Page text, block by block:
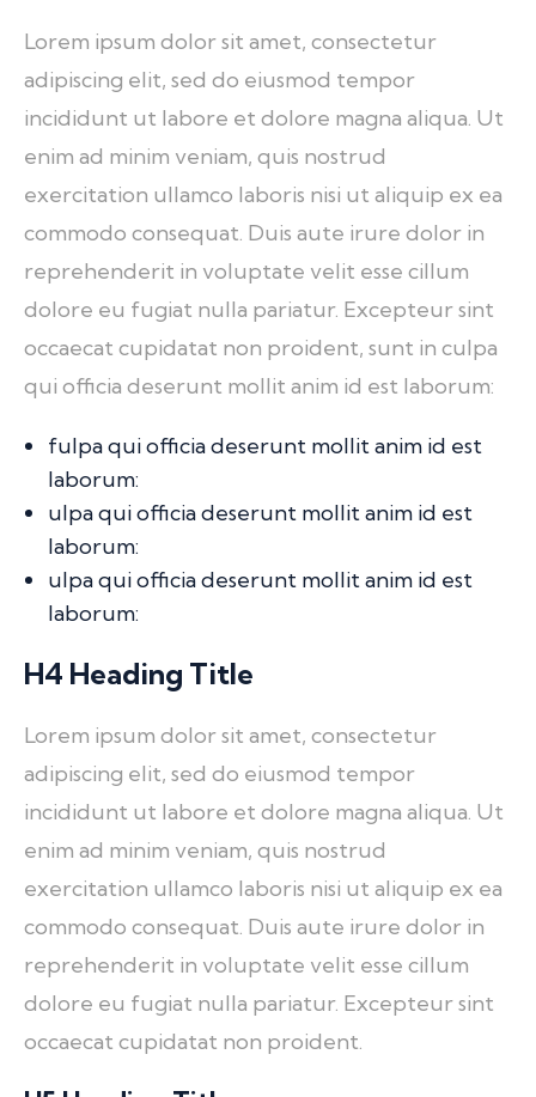
Lorem ipsum dolor sit amet, consectetur
adipiscing elit, sed do eiusmod tempor
incididunt ut labore et dolore magna aliqua. Ut
enim ad minim veniam, quis nostrud
exercitation ullamco laboris nisi ut aliquip ex ea
commodo consequat. Duis aute irure dolor in
reprehenderit in voluptate velit esse cillum
dolore eu fugiat nulla pariatur. Excepteur sint
occaecat cupidatat non proident, sunt in culpa
qui officia deserunt mollit anim id est laborum:
fulpa qui officia deserunt mollit anim id est
laborum:
ulpa qui officia deserunt mollit anim id est
laborum:
ulpa qui officia deserunt mollit anim id est
laborum:
H4 Heading Title
Lorem ipsum dolor sit amet, consectetur
adipiscing elit, sed do eiusmod tempor
incididunt ut labore et dolore magna aliqua. Ut
enim ad minim veniam, quis nostrud
exercitation ullamco laboris nisi ut aliquip ex ea
commodo consequat. Duis aute irure dolor in
reprehenderit in voluptate velit esse cillum
dolore eu fugiat nulla pariatur. Excepteur sint
occaecat cupidatat non proident.